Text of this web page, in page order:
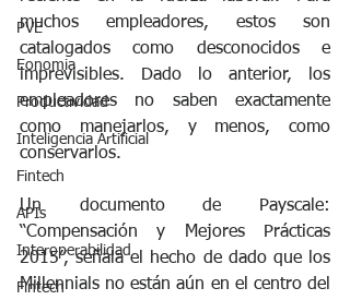
PVE
Eonomia
Productividad
Inteligencia Artificial
Fintech
APIs
Interoperabilidad
Fintech
muchos empleadores, estos son
catalogados como desconocidos e
imprevisibles. Dado lo anterior, los
empleadores no saben exactamente
como manejarlos, y menos, como
conservarlos.
Un documento de Payscale:
“Compensación y Mejores Prácticas
2015”, señala el hecho de dado que los
Millennials no están aún en el centro del